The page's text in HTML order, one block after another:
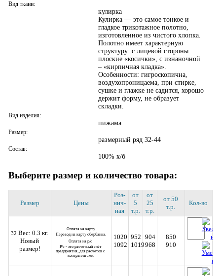
Для оптовиков
Вид ткани:
кулирка
Кулирка — это самое тонкое и
гладкое трикотажное полотно,
изготовленное из чистого хлопка.
Полотно имеет характерную
структуру: с лицевой стороны
плоские «косички», с изнаночной
– «кирпичная кладка».
Особенности: гигроскопична,
воздухопроницаема, при стирке,
сушке и глажке не садится, хорошо
держит форму, не образует
складки.
Вид изделия:
пижама
Размер:
размерный ряд 32-44
Состав:
100% х/б
Выберите размер и количество товара:
Размер Цены
Роз­
нич­
ная
от
5
т.р.
от
25
т.р.
от 50
т.р.
Кол-во
32 Вес: 0.3 кг.
Новый
размер!
Оплата на карту
Перевод на карту сбербанка.
Оплата на р/с
Р/с - это расчетный счёт
предприятия, для расчетов с
контрагентами.
1020
1092
952
1019
904
968
850
910